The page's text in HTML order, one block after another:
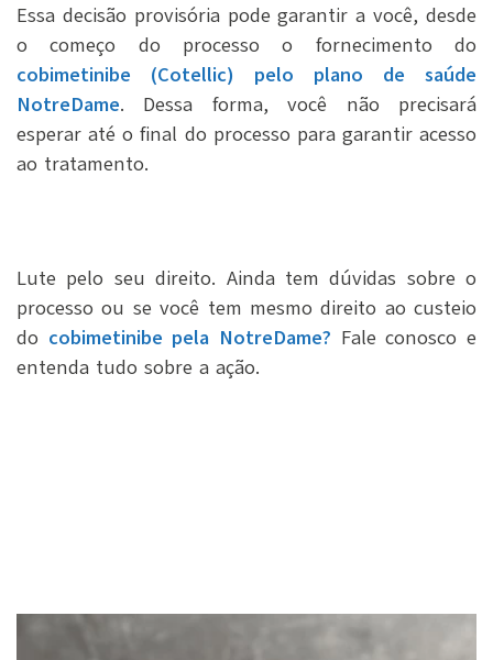
Essa decisão provisória pode garantir a você, desde
o começo do processo o fornecimento do
cobimetinibe (Cotellic) pelo plano de saúde
NotreDame. Dessa forma, você não precisará
esperar até o final do processo para garantir acesso
ao tratamento.
Lute pelo seu direito. Ainda tem dúvidas sobre o
processo ou se você tem mesmo direito ao custeio
do cobimetinibe pela NotreDame? Fale conosco e
entenda tudo sobre a ação.